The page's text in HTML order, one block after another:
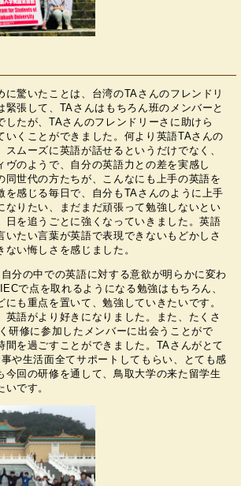
に驚いたことは、台湾のTAさんのフレンドリ
緊張して、TAさんはもちろん班のメンバーと
したが、TAさんのフレンドリーさに助けら
いくことができました。何より英語TAさんの
ムーズに英語が話せるというだけでなく、
ヴのようで、自分の英語力との差を実感し
同世代の方たちが、こんなにも上手の英語を
を感じる毎日で、自分もTAさんのように上手
なりたい、まだまだ頑張って勉強しないとい
日を追うごとに強くなっていきました。英語
いたい言葉が英語で表現できないもどかしさ
い悔しさを感じました。
分の中での英語に対する意欲が明らかに変わ
で点を取れるようになる勉強はもちろん、
にも重点を置いて、勉強していきたいです。
英語がより好きになりました。また、たくさ
研修に参加したメンバーに出会うことがで
間を過ごすことができました。TAさんがとて
や生活面全てサポートしてもらい、とても感
今回の研修を通して、鳥取大学の来た留学生
です。